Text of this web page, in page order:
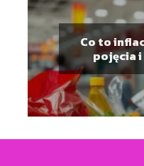
Co to
pojęcia i